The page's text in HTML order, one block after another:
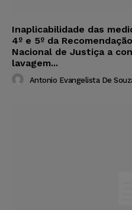
Inaplicabilidade das
4º e 5º da
Nacional de Justiça a
lavagem...
Antonio Evangelista De